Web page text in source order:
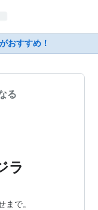
おすすめ！
る
ラ
まで。